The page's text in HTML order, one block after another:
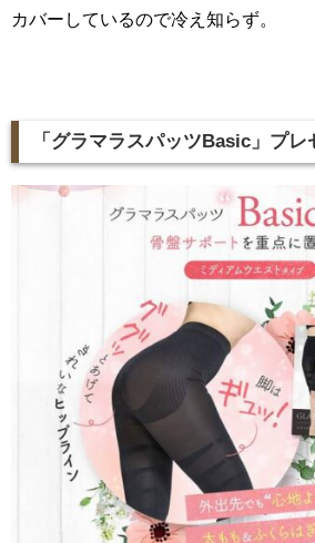
カバーしているので冷え知らず。
「グラマラスパッツBasic」プレ